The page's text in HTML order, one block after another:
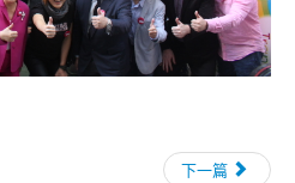
下一篇